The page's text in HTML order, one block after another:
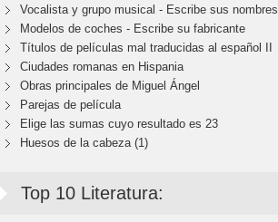
Vocalista y grupo musical - Escribe sus nombres
Modelos de coches - Escribe su fabricante
Títulos de películas mal traducidas al español II
Ciudades romanas en Hispania
Obras principales de Miguel Ángel
Parejas de película
Elige las sumas cuyo resultado es 23
Huesos de la cabeza (1)
Top 10 Literatura: